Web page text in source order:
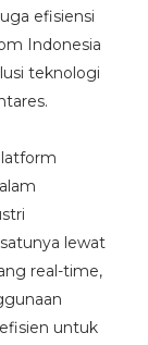
efisiensi
Indonesia
teknologi
lewat
real-time,
untuk